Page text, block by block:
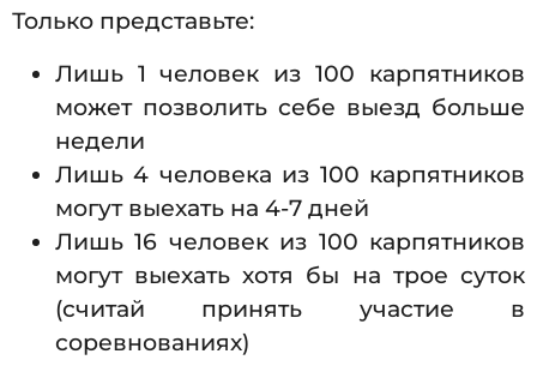
Только представьте:
Лишь 1 человек из 100 карпятников
может позволить себе выезд больше
недели
Лишь 4 человека из 100 карпятников
могут выехать на 4-7 дней
Лишь 16 человек из 100 карпятников
могут выехать хотя бы на трое суток
(считай принять участие в
соревнованиях)